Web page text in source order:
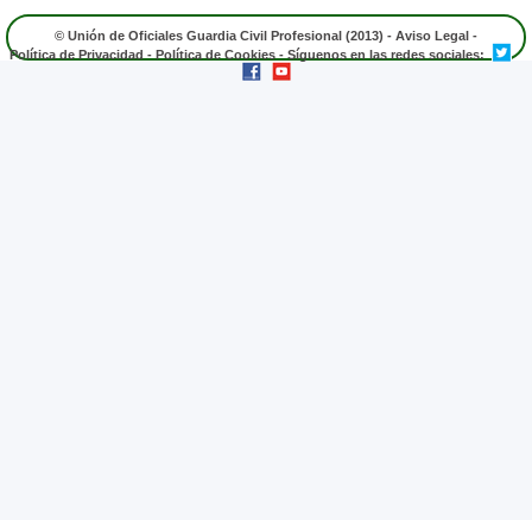
© Unión de Oficiales Guardia Civil Profesional (2013) - Aviso Legal -
Política de Privacidad - Política de Cookies - Síguenos en las redes sociales: